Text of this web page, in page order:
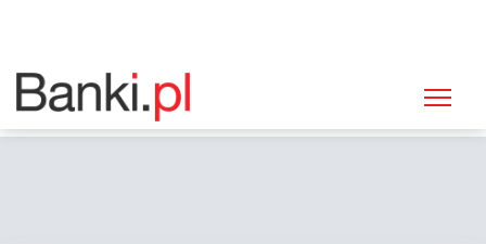
Strona główna
Bankomat Euronet, Zielona Góra, Łużycka 31